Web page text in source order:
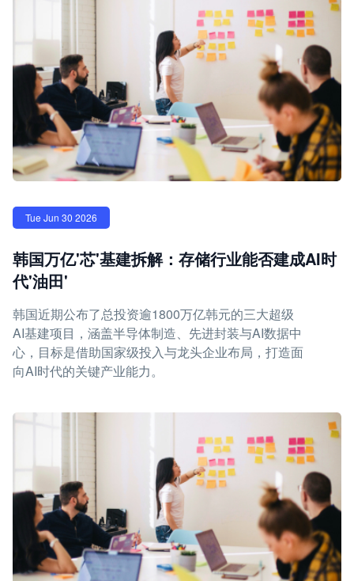
Tue Jun 30 2026
韩国万亿'芯'基建拆解：存储行业能否建成AI时
代'油田'
韩国近期公布了总投资逾1800万亿韩元的三大超级
AI基建项目，涵盖半导体制造、先进封装与AI数据中
心，目标是借助国家级投入与龙头企业布局，打造面
向AI时代的关键产业能力。